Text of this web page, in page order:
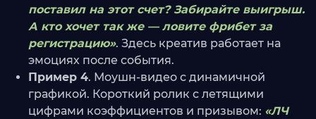
поставил на этот счет? Забирайте выигрыш.
А кто хочет так же — ловите фрибет за
регистрацию». Здесь креатив работает на
эмоциях после события.
Пример 4. Моушн-видео с динамичной
графикой. Короткий ролик с летящими
цифрами коэффициентов и призывом: «ЛЧ